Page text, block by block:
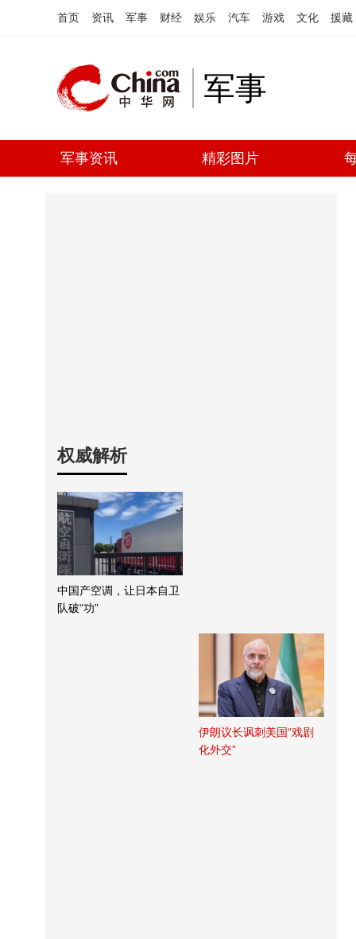
首页 资讯 军事 财经 娱乐 汽车 游戏 文化 援藏
军事
军事资讯 精彩图片
权威解析
中国产空调，让日本自卫
队破“功”
伊朗议长讽刺美国“戏剧
化外交”